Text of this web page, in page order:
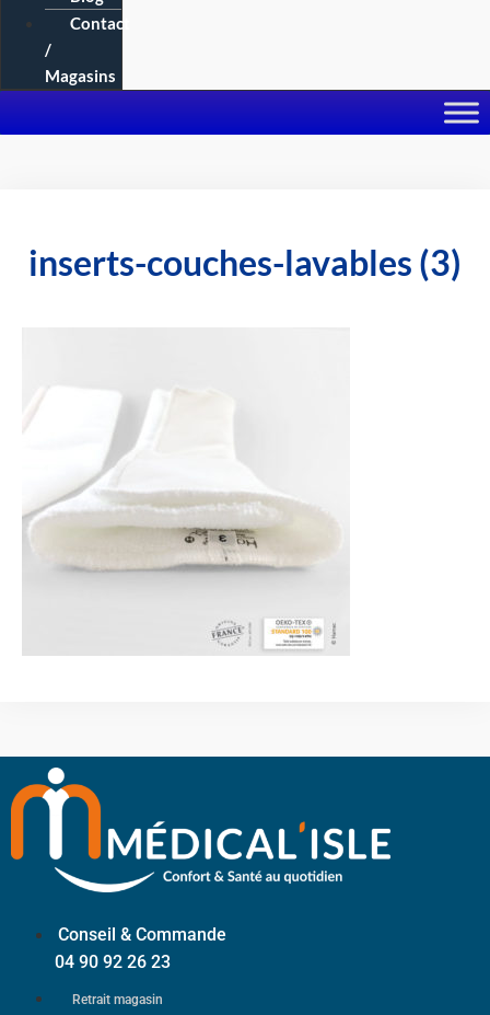
Contact
/
Magasins
inserts-couches-lavables (3)
Conseil & Commande
04 90 92 26 23
Retrait magasin